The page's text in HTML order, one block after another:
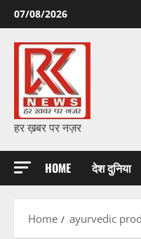
Skip
to
content
07/08/2026
हर ख़बर पर नज़र
HOME देश दुनिया
Home ayurvedic